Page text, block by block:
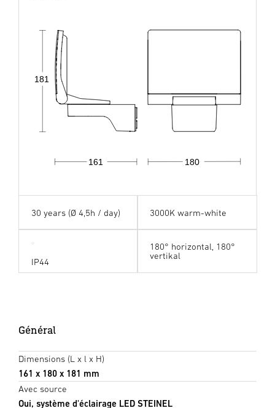
161 180
181
30 years (Ø 4,5h / day) 3000K warm-white
IP44
180° horizontal, 180°
vertikal
Général
Dimensions (L x l x H)
161 x 180 x 181 mm
Avec source
Oui, système d'éclairage LED STEINEL